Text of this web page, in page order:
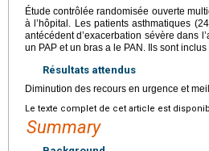
Étude contrôlée randomisée ouverte
à l’hôpital. Les patients asthmatiques
antécédent d’exacerbation sévère dans
un PAP et un bras a le PAN. Ils sont
Résultats attendus
Diminution des recours en urgence et
Le texte complet de cet article est
Summary